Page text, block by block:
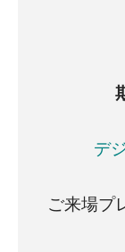
デ
ご来場プ